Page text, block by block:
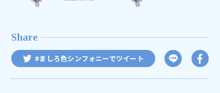
Share
#ましろ色シンフォニーでツイート